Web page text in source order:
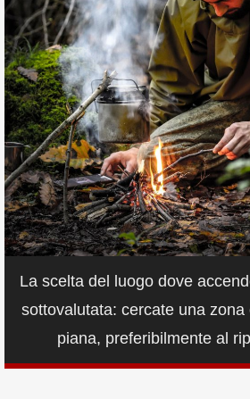
La scelta del luogo dove
sottovalutata: cercate una
piana, preferibilmente al